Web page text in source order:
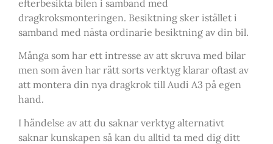
efterbesikta bilen i samband med
dragkroksmonteringen. Besiktning sker istället i
samband med nästa ordinarie besiktning av din bil.
Många som har ett intresse av att skruva med bilar
men som även har rätt sorts verktyg klarar oftast av
att montera din nya dragkrok till Audi A3 på egen
hand.
I händelse av att du saknar verktyg alternativt
saknar kunskapen så kan du alltid ta med dig ditt